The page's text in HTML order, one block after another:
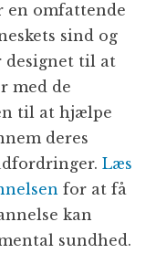
en omfattende
sind og
designet til at
med de
til at hjælpe
deres
Læs
for at få
kan
sundhed.